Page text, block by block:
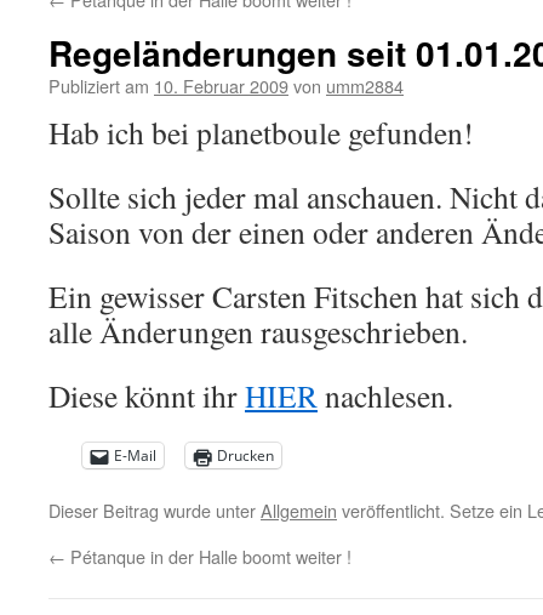
Regeländerungen seit
Publiziert am 10. Februar 2009von umm2884
Hab ich bei planetboule gefunden!
Sollte sich jeder mal anschauen. Nicht
Saison von der einen oder anderen
Ein gewisser Carsten Fitschen hat sich
alle Änderungen rausgeschrieben.
Diese könnt ihrHIERnachlesen.
E-Mail Drucken
Dieser Beitrag wurde unterAllgemein veröffentlicht. Setze ein
← Pétanque in der Halle boomt weiter !